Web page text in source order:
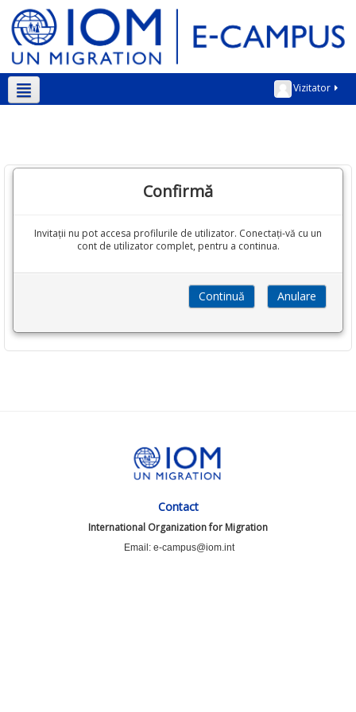
Vizitator
Confirmă
Invitații nu pot accesa profilurile de utilizator. Conectați-vă cu un
cont de utilizator complet, pentru a continua.
Contact
International Organization for Migration
Email: e-campus@iom.int